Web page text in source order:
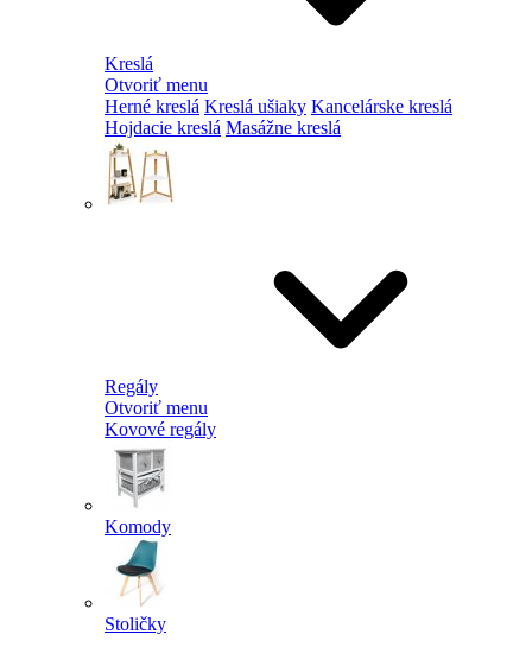
Kreslá
Otvoriť menu
Herné kreslá Kreslá ušiaky Kancelárske kreslá
Hojdacie kreslá Masážne kreslá
Regály
Otvoriť menu
Kovové regály
Komody
Stoličky